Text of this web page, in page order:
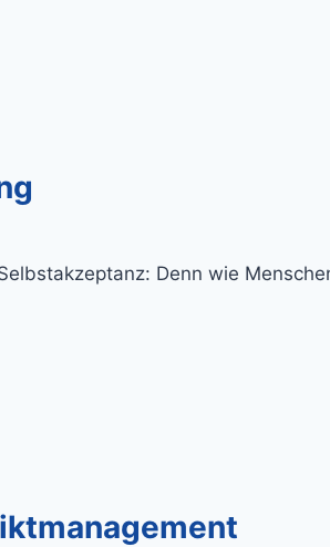
Denn wie